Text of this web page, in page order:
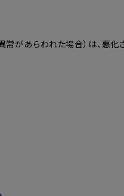
があらわれた場合）は、悪化